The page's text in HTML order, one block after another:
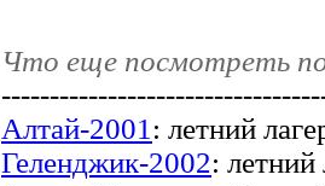
Что еще посмотреть
Алтай-2001 : летний
Геленджик-2002: